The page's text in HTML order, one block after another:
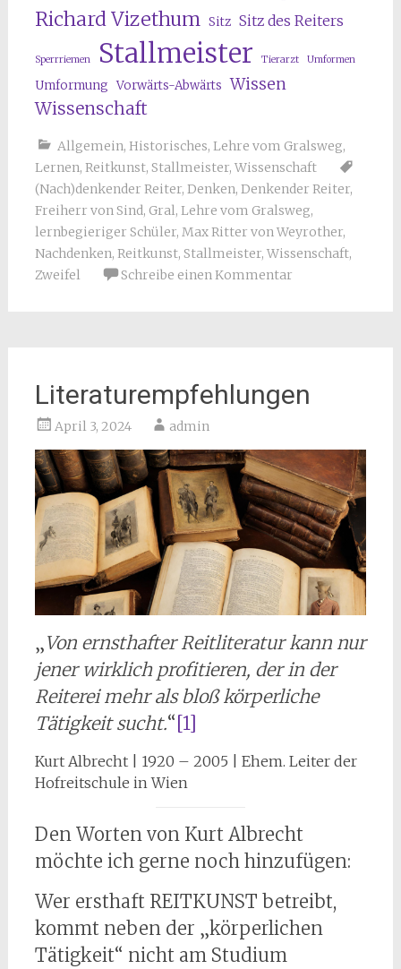
Richard Vizethum Sitz Sitz des Reiters
Sperrriemen Stallmeister Tierarzt Umformen
Umformung Vorwärts-Abwärts Wissen
Wissenschaft
Allgemein, Historisches, Lehre vom Gralsweg,
Lernen, Reitkunst, Stallmeister, Wissenschaft
(Nach)denkender Reiter, Denken, Denkender Reiter,
Freiherr von Sind, Gral, Lehre vom Gralsweg,
lernbegieriger Schüler, Max Ritter von Weyrother,
Nachdenken, Reitkunst, Stallmeister, Wissenschaft,
Zweifel
Schreibe einen Kommentar
Literaturempfehlungen
April 3, 2024 admin
„Von ernsthafter Reitliteratur kann nur
jener wirklich profitieren, der in der
Reiterei mehr als bloß körperliche
Tätigkeit sucht.“[1]
Kurt Albrecht | 1920 – 2005 | Ehem. Leiter der
Hofreitschule in Wien
Den Worten von Kurt Albrecht
möchte ich gerne noch hinzufügen:
Wer ersthaft REITKUNST betreibt,
kommt neben der „körperlichen
Tätigkeit“ nicht am Studium